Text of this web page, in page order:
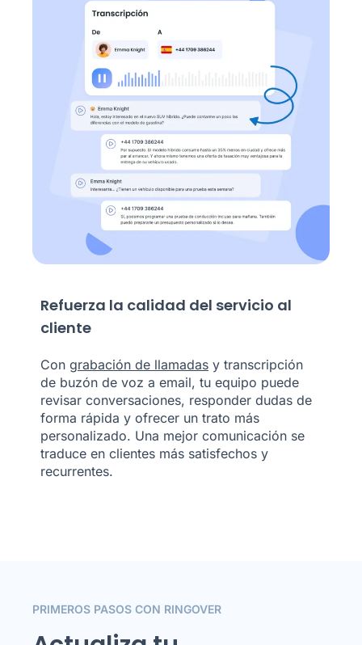
Refuerza la calidad del servicio al
cliente
Con grabación de llamadas y transcripción
de buzón de voz a email, tu equipo puede
revisar conversaciones, responder dudas de
forma rápida y ofrecer un trato más
personalizado. Una mejor comunicación se
traduce en clientes más satisfechos y
recurrentes.
PRIMEROS PASOS CON RINGOVER